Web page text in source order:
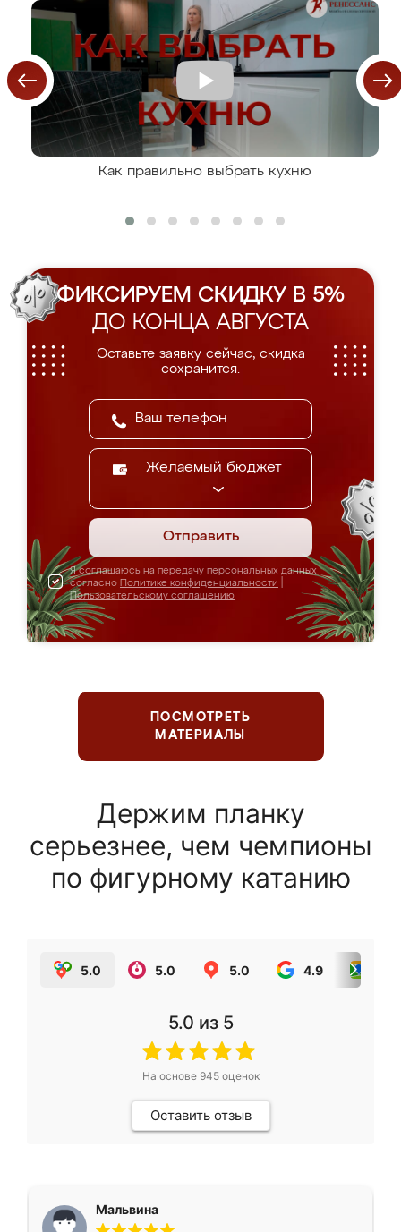
Как правильно выбрать кухню
ФИКСИРУЕМ СКИДКУ В 5%
ДО КОНЦА АВГУСТА
Оставьте заявку сейчас, скидка
сохранится.
Желаемый бюджет
Отправить
Я соглашаюсь на передачу персональных данных
согласно Политике конфиденциальности
Пользовательскому соглашению
ПОСМОТРЕТЬ
МАТЕРИАЛЫ
Держим планку
серьезнее, чем чемпионы
по фигурному катанию
5.0 5.0 5.0 4.9
5.0 из 5
На основе 945оценок
Оставить отзыв
Мальвина